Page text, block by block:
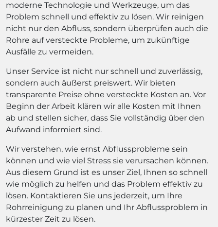
moderne Technologie und Werkzeuge, um das
Problem schnell und effektiv zu lösen. Wir reinigen
nicht nur den Abfluss, sondern überprüfen auch die
Rohre auf versteckte Probleme, um zukünftige
Ausfälle zu vermeiden.
Unser Service ist nicht nur schnell und zuverlässig,
sondern auch äußerst preiswert. Wir bieten
transparente Preise ohne versteckte Kosten an. Vor
Beginn der Arbeit klären wir alle Kosten mit Ihnen
ab und stellen sicher, dass Sie vollständig über den
Aufwand informiert sind.
Wir verstehen, wie ernst Abflussprobleme sein
können und wie viel Stress sie verursachen können.
Aus diesem Grund ist es unser Ziel, Ihnen so schnell
wie möglich zu helfen und das Problem effektiv zu
lösen. Kontaktieren Sie uns jederzeit, um Ihre
Rohrreinigung zu planen und Ihr Abflussproblem in
kürzester Zeit zu lösen.